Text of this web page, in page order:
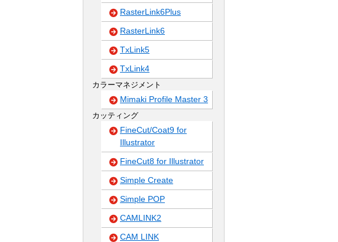
RasterLink6Plus
RasterLink6
TxLink5
TxLink4
カラーマネジメント
Mimaki Profile Master 3
カッティング
FineCut/Coat9 for
Illustrator
FineCut8 for Illustrator
Simple Create
Simple POP
CAMLINK2
CAM LINK